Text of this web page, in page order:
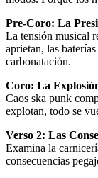
Pre-Coro: La
La tensión musical
aprietan, las
carbonatación.
Coro: La
Caos ska punk
explotan, todo se
Verso 2: Las
Examina la
consecuencias